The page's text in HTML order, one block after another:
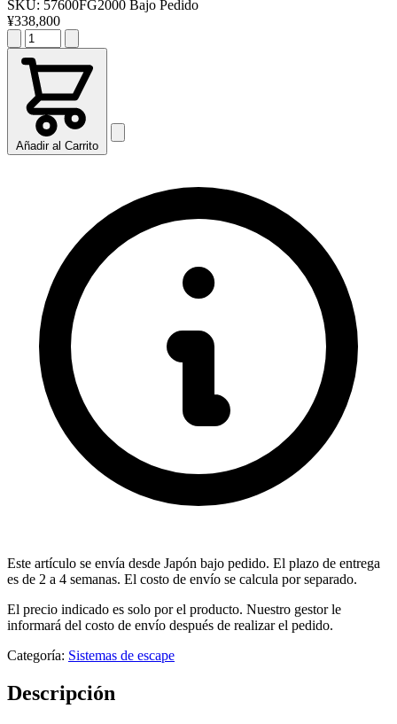
SKU: 57600FG2000 Bajo Pedido
¥338,800
Añadir al Carrito
Este artículo se envía desde Japón bajo pedido. El plazo de entrega
es de 2 a 4 semanas. El costo de envío se calcula por separado.
El precio indicado es solo por el producto. Nuestro gestor le
informará del costo de envío después de realizar el pedido.
Categoría: Sistemas de escape
Descripción